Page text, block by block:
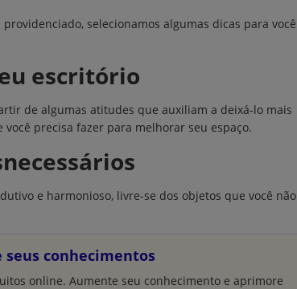
selecionamos algumas dicas para você
escritório
de algumas atitudes que auxiliam a deixá-lo mais
precisa fazer para melhorar seu espaço.
e harmonioso, livre-se dos objetos que você não
seus conhecimentos
online. Aumente seu conhecimento e aprimore